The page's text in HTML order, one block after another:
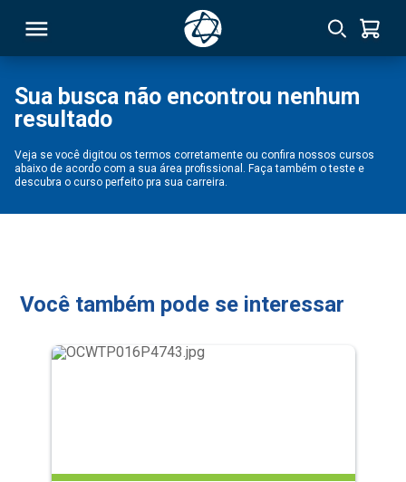
Sua busca não encontrou nenhum
resultado
Veja se você digitou os termos corretamente ou confira nossos cursos
abaixo de acordo com a sua área profissional. Faça também o teste e
descubra o curso perfeito pra sua carreira.
Você também pode se interessar